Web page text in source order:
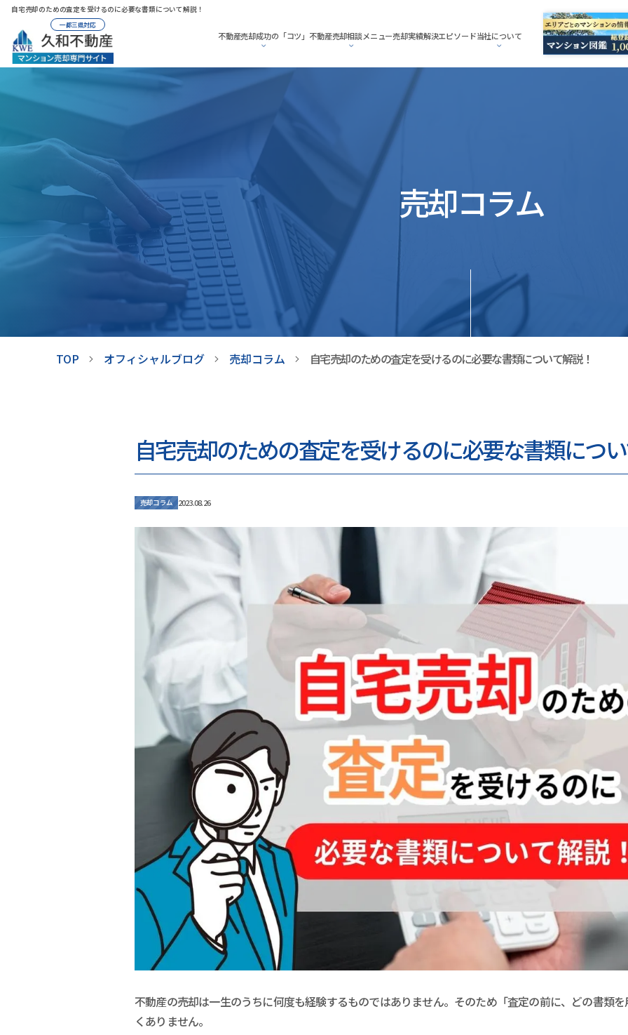
自宅売却のための査定を受けるのに必要な書類について解説！
一都三県対応
不動産売却成功の「コツ」 不動産売却相談メニュー売却実績解決エピソード当社について
売却コラム
TOP オフィシャルブログ 売却コラム 自宅売却のための査定を受けるのに必要な書類について解説！
自宅売却のための査定を受けるのに必要な書類につ
売却コラム 2023.08.26
不動産の売却は一生のうちに何度も経験するものではありません。そのため「査定の前に、どの書類
くありません。